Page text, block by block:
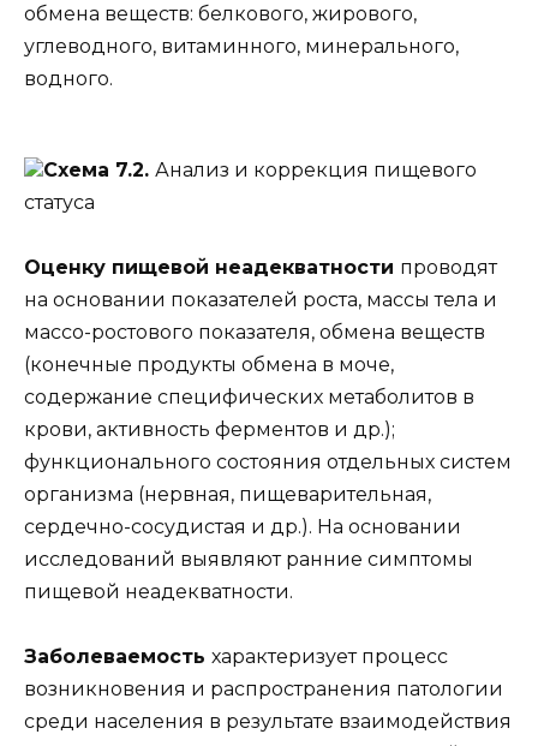
обмена веществ: белкового, жирового,
углеводного, витаминного, минерального,
водного.
Схема 7.2. Анализ и коррекция пищевого
статуса
Оценку пищевой неадекватности проводят
на основании показателей роста, массы тела и
массо-ростового показателя, обмена веществ
(конечные продукты обмена в моче,
содержание специфических метаболитов в
крови, активность ферментов и др.);
функционального состояния отдельных систем
организма (нервная, пищеварительная,
сердечно-сосудистая и др.). На основании
исследований выявляют ранние симптомы
пищевой неадекватности.
Заболеваемость характеризует процесс
возникновения и распространения патологии
среди населения в результате взаимодействия